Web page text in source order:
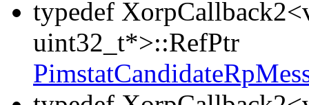
typedef
uint32_t*>::RefPtr